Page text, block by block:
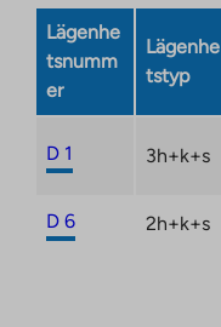
Lägenhe
tsnumm
er
Lägenhe
tstyp
D 1 3h+k+s
D 6 2h+k+s